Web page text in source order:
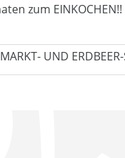
zum EINKOCHEN!!
UND